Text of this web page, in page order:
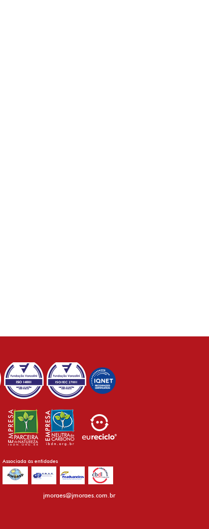
Associada às entidades
jmoraes@jmoraes.com.br